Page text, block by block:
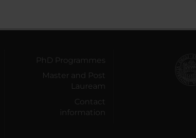
PhD Programmes
Master and Post
Lauream
Contact
information